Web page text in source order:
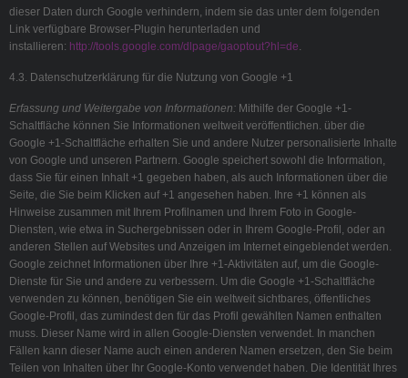
dieser Daten durch Google verhindern, indem sie das unter dem folgenden
Link verfügbare Browser-Plugin herunterladen und
installieren: http://tools.google.com/dlpage/gaoptout?hl=de.
4.3. Datenschutzerklärung für die Nutzung von Google +1
Erfassung und Weitergabe von Informationen: Mithilfe der Google +1-
Schaltfläche können Sie Informationen weltweit veröffentlichen. über die
Google +1-Schaltfläche erhalten Sie und andere Nutzer personalisierte Inhalte
von Google und unseren Partnern. Google speichert sowohl die Information,
dass Sie für einen Inhalt +1 gegeben haben, als auch Informationen über die
Seite, die Sie beim Klicken auf +1 angesehen haben. Ihre +1 können als
Hinweise zusammen mit Ihrem Profilnamen und Ihrem Foto in Google-
Diensten, wie etwa in Suchergebnissen oder in Ihrem Google-Profil, oder an
anderen Stellen auf Websites und Anzeigen im Internet eingeblendet werden.
Google zeichnet Informationen über Ihre +1-Aktivitäten auf, um die Google-
Dienste für Sie und andere zu verbessern. Um die Google +1-Schaltfläche
verwenden zu können, benötigen Sie ein weltweit sichtbares, öffentliches
Google-Profil, das zumindest den für das Profil gewählten Namen enthalten
muss. Dieser Name wird in allen Google-Diensten verwendet. In manchen
Fällen kann dieser Name auch einen anderen Namen ersetzen, den Sie beim
Teilen von Inhalten über Ihr Google-Konto verwendet haben. Die Identität Ihres